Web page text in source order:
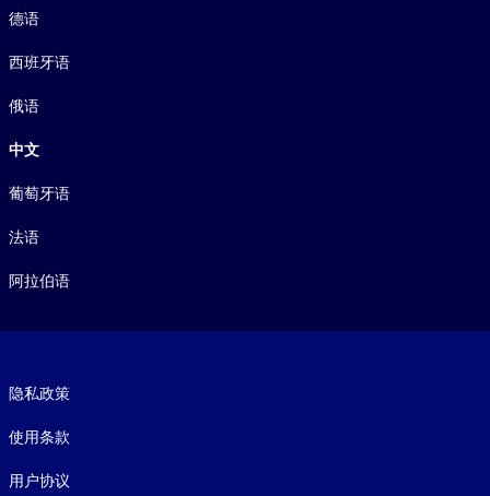
德语
西班牙语
俄语
中文
葡萄牙语
法语
阿拉伯语
隐私政策
使用条款
用户协议